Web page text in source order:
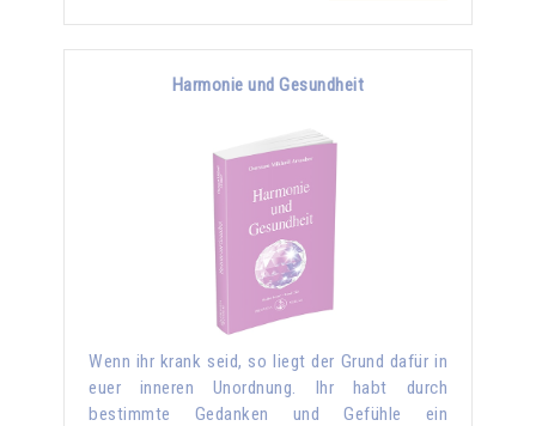
Harmonie und Gesundheit
Wenn ihr krank seid, so liegt der Grund dafür in
euer inneren Unordnung. Ihr habt durch
bestimmte Gedanken und Gefühle ein